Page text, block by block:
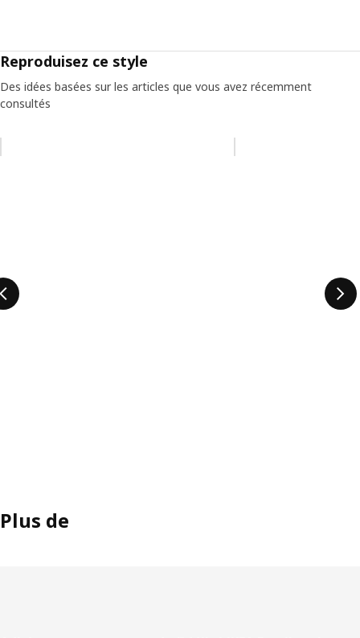
Reproduisez ce style
Des idées basées sur les articles que vous avez récemment
consultés
Plus de